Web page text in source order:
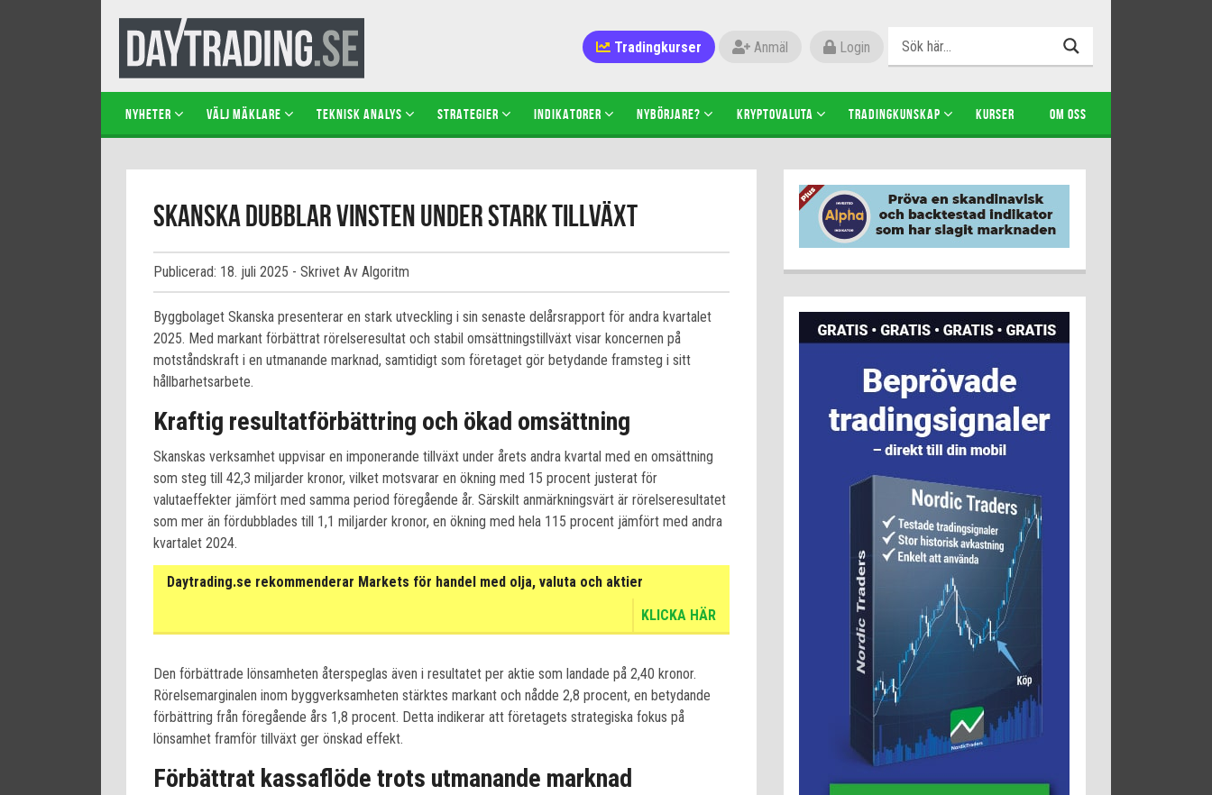
Tradingkurser Anmäl Login
NYHETER VÄLJ MÄKLARE TEKNISK ANALYS STRATEGIER INDIKATORER NYBÖRJARE? KRYPTOVALUTA TRADINGKUNSKAP KURSER OM OSS
Skanska dubblar vinsten under stark tillväxt
Publicerad: 18. juli 2025 - Skrivet Av Algoritm
Byggbolaget Skanska presenterar en stark utveckling i sin senaste delårsrapport för andra kvartalet
2025. Med markant förbättrat rörelseresultat och stabil omsättningstillväxt visar koncernen på
motståndskraft i en utmanande marknad, samtidigt som företaget gör betydande framsteg i sitt
hållbarhetsarbete.
Kraftig resultatförbättring och ökad omsättning
Skanskas verksamhet uppvisar en imponerande tillväxt under årets andra kvartal med en omsättning
som steg till 42,3 miljarder kronor, vilket motsvarar en ökning med 15 procent justerat för
valutaeffekter jämfört med samma period föregående år. Särskilt anmärkningsvärt är rörelseresultatet
som mer än fördubblades till 1,1 miljarder kronor, en ökning med hela 115 procent jämfört med andra
kvartalet 2024.
Daytrading.se rekommenderar Markets för handel med olja, valuta och aktier
KLICKA HÄR
Den förbättrade lönsamheten återspeglas även i resultatet per aktie som landade på 2,40 kronor.
Rörelsemarginalen inom byggverksamheten stärktes markant och nådde 2,8 procent, en betydande
förbättring från föregående års 1,8 procent. Detta indikerar att företagets strategiska fokus på
lönsamhet framför tillväxt ger önskad effekt.
Förbättrat kassaflöde trots utmanande marknad